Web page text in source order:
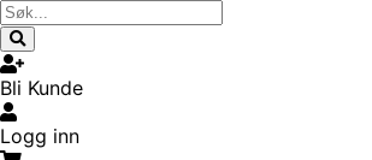
Bli Kunde
Logg inn